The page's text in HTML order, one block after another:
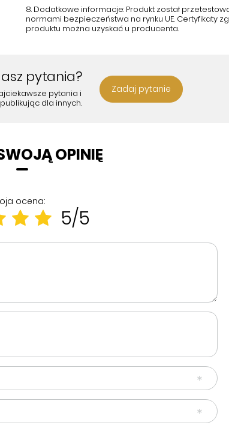
8. Dodatkowe informacje: Produkt został
normami bezpieczeństwa na rynku UE. Certyfikaty
produktu można uzyskać u producenta.
pytania?
pytania i
dla innych.
Zadaj pytanie
OPINIĘ
ocena:
5/5